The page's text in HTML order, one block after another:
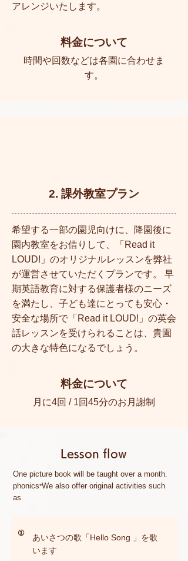
アレンジいたします。
料金について
時間や回数などは各園に合わせま
す。
2. 課外教室プラン
希望する一部の園児向けに、降園後に
園内教室をお借りして、「Read it
LOUD!」のオリジナルレッスンを弊社
が運営させていただくプランです。 早
期英語教育に対する保護者様のニーズ
を満たし、子ども達にとっても安心・
安全な場所で「Read it LOUD!」の英会
話レッスンを受けられることは、貴園
の大きな特色になるでしょう。
料金について
​月に4回 / 1回45分のお月謝制
Lesson flow
One picture book will be taught over a month.
phonics*We also offer original activities such
as
①
あいさつの歌「Hello Song 」を歌
います